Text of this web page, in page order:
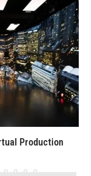
Production